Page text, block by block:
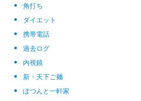
角打ち
ダイエット
携帯電話
過去ログ
内視鏡
新・天下ご麺
ぽつんと一軒家